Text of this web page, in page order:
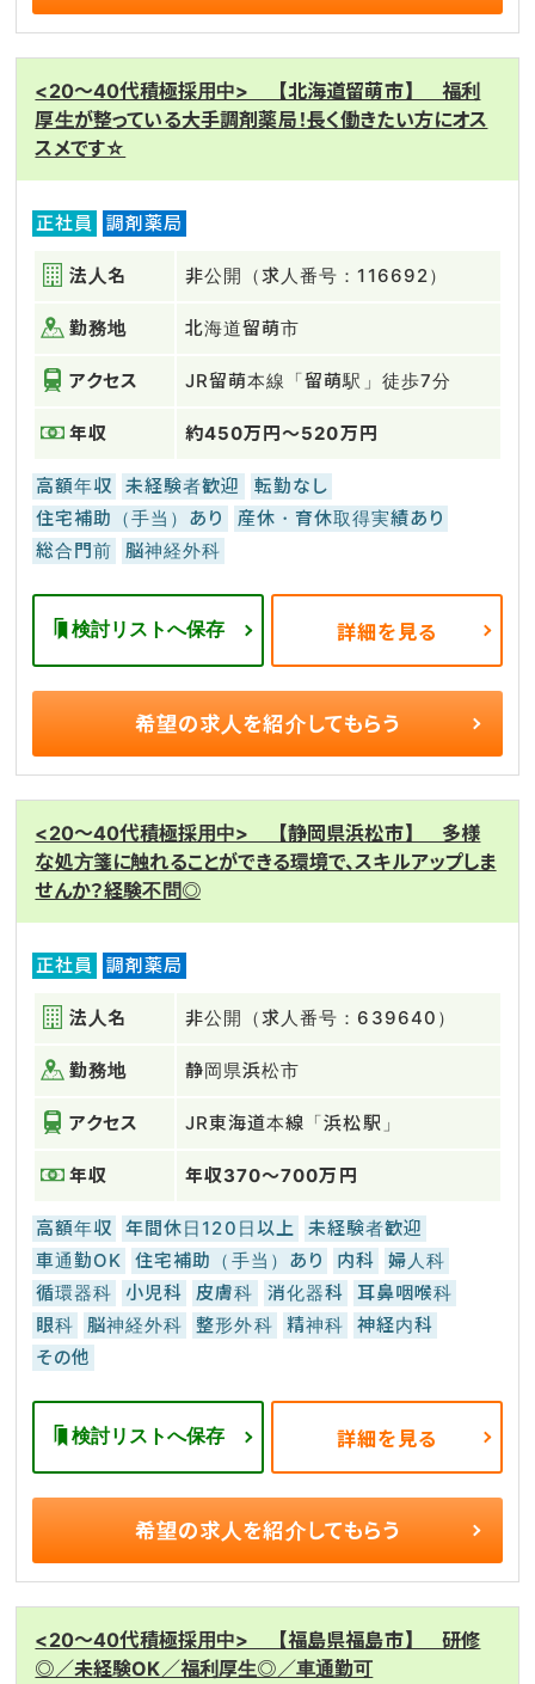
<20～40代積極採用中> 【北海道留萌市】 福利
厚生が整っている大手調剤薬局！長く働きたい方にオス
スメです☆
正社員 調剤薬局
法人名 非公開（求人番号：116692）
勤務地 北海道留萌市
アクセス JR留萌本線「留萌駅」徒歩7分
年収 約450万円～520万円
高額年収 未経験者歓迎
転勤なし
住宅補助（手当）あり
産休・育休取得実績あり
総合門前
脳神経外科
検討リストへ保存 詳細を見る
希望の求人を紹介してもらう
<20～40代積極採用中> 【静岡県浜松市】 多様
な処方箋に触れることができる環境で、スキルアップしま
せんか？経験不問◎
正社員 調剤薬局
法人名 非公開（求人番号：639640）
勤務地 静岡県浜松市
アクセス JR東海道本線「浜松駅」
年収 年収370～700万円
高額年収 年間休日120日以上
未経験者歓迎
車通勤OK
住宅補助（手当）あり 内科
婦人科
循環器科
小児科 皮膚科 消化器科
耳鼻咽喉科
眼科
脳神経外科 整形外科 精神科
神経内科
その他
検討リストへ保存 詳細を見る
希望の求人を紹介してもらう
<20～40代積極採用中> 【福島県福島市】 研修
◎／未経験OK／福利厚生◎／車通勤可